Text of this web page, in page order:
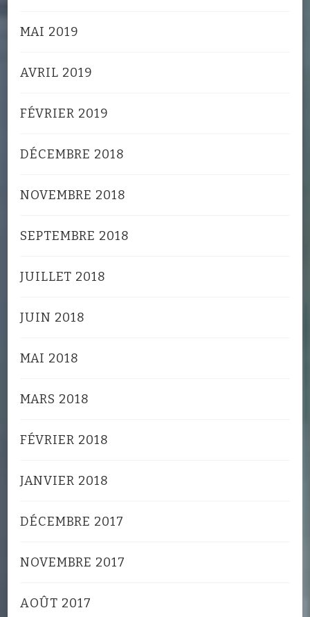
MAI 2019
AVRIL 2019
FÉVRIER 2019
DÉCEMBRE 2018
NOVEMBRE 2018
SEPTEMBRE 2018
JUILLET 2018
JUIN 2018
MAI 2018
MARS 2018
FÉVRIER 2018
JANVIER 2018
DÉCEMBRE 2017
NOVEMBRE 2017
AOÛT 2017